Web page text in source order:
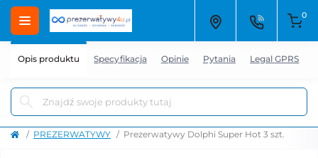
0
PREZERWATYWY Prezerwatywy Dolphi Super Hot 3 szt.
Opis produktu Specyfikacja Opinie Pytania Legal GPRS